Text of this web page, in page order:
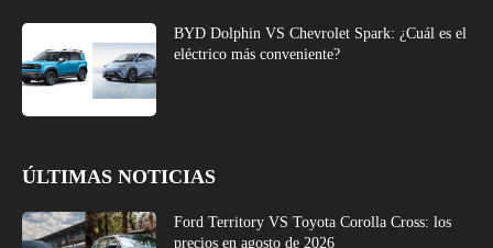
BYD Dolphin VS Chevrolet Spark: ¿Cuál es el
eléctrico más conveniente?
ÚLTIMAS NOTICIAS
Ford Territory VS Toyota Corolla Cross: los
precios en agosto de 2026